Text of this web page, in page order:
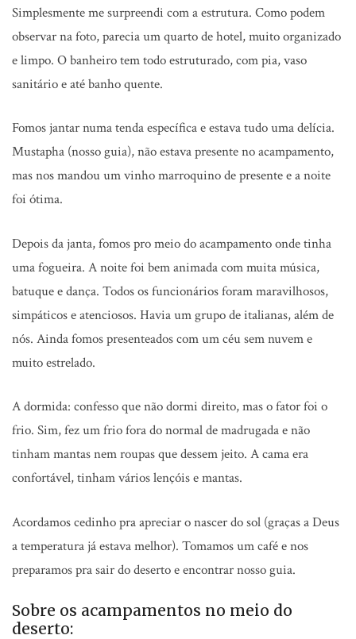
Simplesmente me surpreendi com a estrutura. Como podem
observar na foto, parecia um quarto de hotel, muito organizado
e limpo. O banheiro tem todo estruturado, com pia, vaso
sanitário e até banho quente.
Fomos jantar numa tenda específica e estava tudo uma delícia.
Mustapha (nosso guia), não estava presente no acampamento,
mas nos mandou um vinho marroquino de presente e a noite
foi ótima.
Depois da janta, fomos pro meio do acampamento onde tinha
uma fogueira. A noite foi bem animada com muita música,
batuque e dança. Todos os funcionários foram maravilhosos,
simpáticos e atenciosos. Havia um grupo de italianas, além de
nós. Ainda fomos presenteados com um céu sem nuvem e
muito estrelado.
A dormida: confesso que não dormi direito, mas o fator foi o
frio. Sim, fez um frio fora do normal de madrugada e não
tinham mantas nem roupas que dessem jeito. A cama era
confortável, tinham vários lençóis e mantas.
Acordamos cedinho pra apreciar o nascer do sol (graças a Deus
a temperatura já estava melhor). Tomamos um café e nos
preparamos pra sair do deserto e encontrar nosso guia.
Sobre os acampamentos no meio do
deserto: